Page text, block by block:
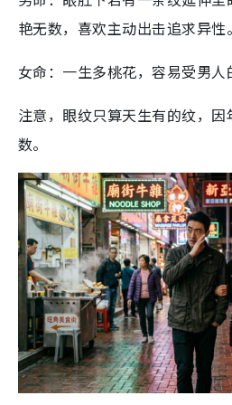
艳无数，喜欢主动出击追求异性。
女命：一生多桃花，容易受男人
注意，眼纹只算天生有的纹，
数。